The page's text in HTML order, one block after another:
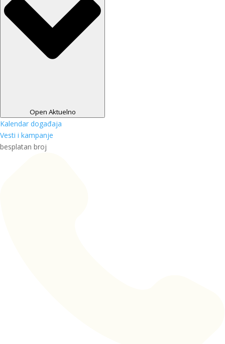
Open Aktuelno
Kalendar događaja
Vesti i kampanje
besplatan broj